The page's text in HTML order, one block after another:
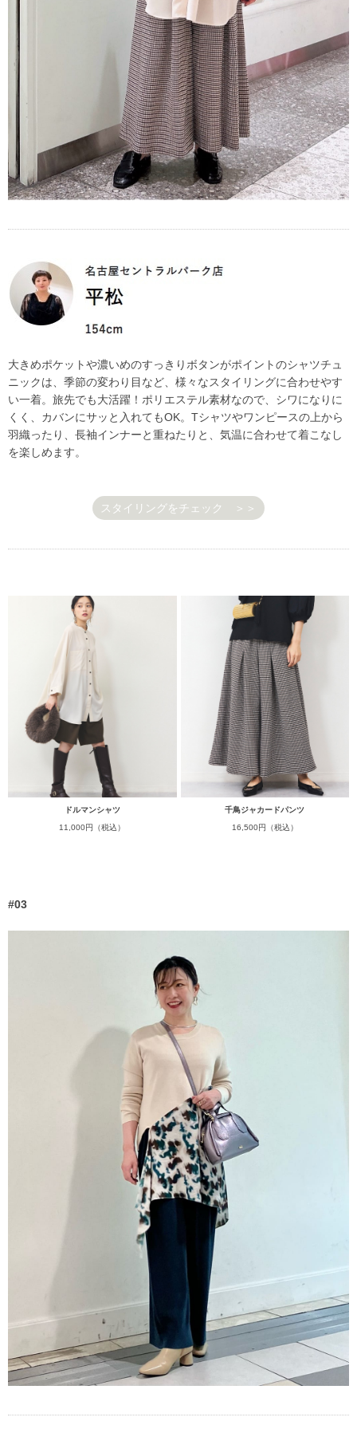
大きめポケットや濃いめのすっきりボタンがポイントのシャツチュ
ニックは、季節の変わり目など、様々なスタイリングに合わせやす
い一着。旅先でも大活躍！ポリエステル素材なので、シワになりに
くく、カバンにサッと入れてもOK。Tシャツやワンピースの上から
羽織ったり、長袖インナーと重ねたりと、気温に合わせて着こなし
を楽しめます。
スタイリングをチェック ＞＞
ドルマンシャツ
11,000円（税込）
千鳥ジャカードパンツ
16,500円（税込）
#03